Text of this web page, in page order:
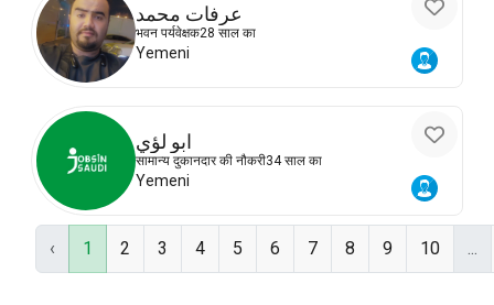
عرفات محمد
भवन पर्यवेक्षक28 साल का
Yemeni
ابو لؤي
सामान्य दुकानदार की नौकरी34 साल का
Yemeni
‹ 1 2 3 4 5 6 7 8 9 10 ...